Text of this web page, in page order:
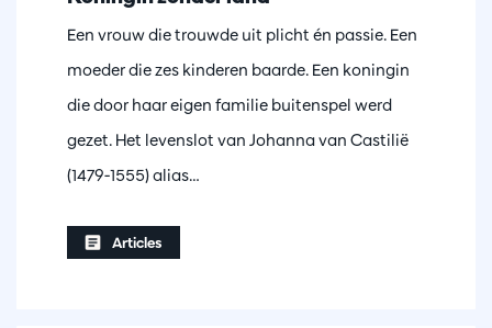
Een vrouw die trouwde uit plicht én passie. Een
moeder die zes kinderen baarde. Een koningin
die door haar eigen familie buitenspel werd
gezet. Het levenslot van Johanna van Castilië
(1479-1555) alias…
Articles